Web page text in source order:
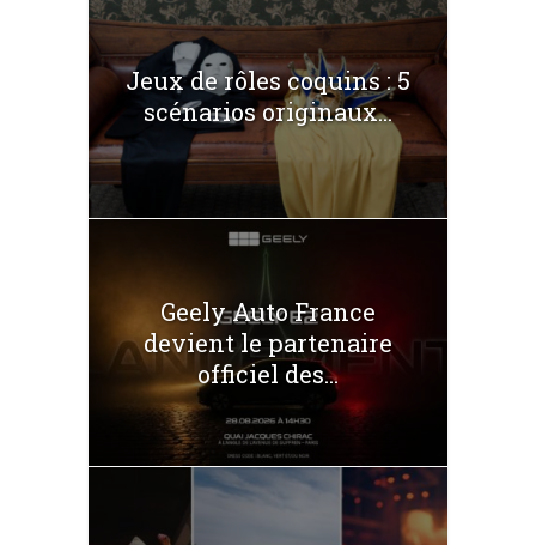
Jeux de rôles coquins : 5
scénarios originaux...
Geely Auto France
devient le partenaire
officiel des...